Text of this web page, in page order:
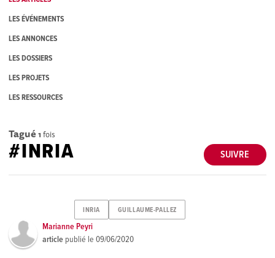
LES ÉVÉNEMENTS
LES ANNONCES
LES DOSSIERS
LES PROJETS
LES RESSOURCES
Tagué 1 fois
SUIVRE
#INRIA
INRIA GUILLAUME-PALLEZ
Marianne Peyri
article publié le09/06/2020